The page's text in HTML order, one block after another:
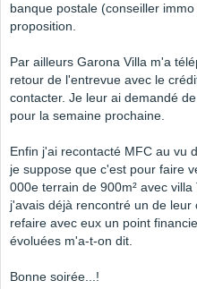
banque postale (conseiller
proposition.
Par ailleurs Garona Villa m'a
retour de l'entrevue avec le
contacter. Je leur ai demandé
pour la semaine prochaine.
Enfin j'ai recontacté MFC au vu
je suppose que c'est pour faire
000e terrain de 900m² avec
j'avais déjà rencontré un de
refaire avec eux un point
évoluées m'a-t-on dit.
Bonne soirée...!